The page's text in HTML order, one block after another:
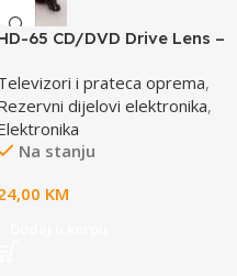
65 CD/DVD Drive Lens –
i prateca oprema,
dijelovi elektronika,
Na stanju
KM